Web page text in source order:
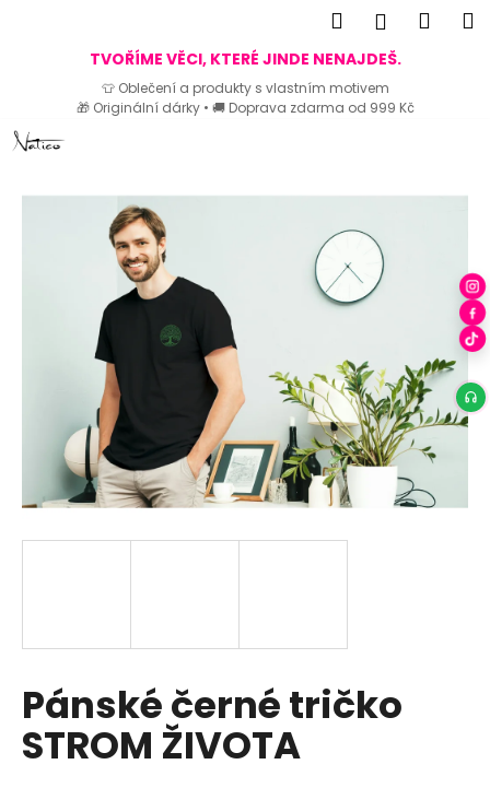
TVOŘÍME VĚCI, KTERÉ JINDE NENAJDEŠ.
👕 Oblečení a produkty s vlastním motivem
🎁 Originální dárky • 🚚 Doprava zdarma od 999 Kč
Přejít
na
Hledat
Pánské černé tričko
STROM ŽIVOTA
Zpět
Zpět
o
o
a
j
HLEDAT